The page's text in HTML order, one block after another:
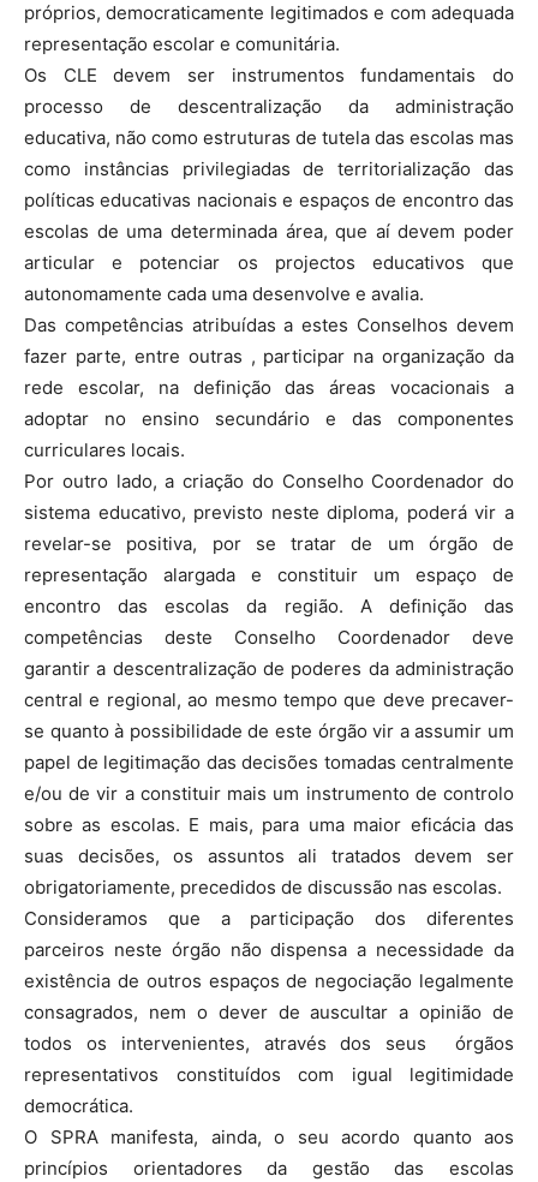
próprios, democraticamente legitimados e com adequada
representação escolar e comunitária.
Os CLE devem ser instrumentos fundamentais do
processo de descentralização da administração
educativa, não como estruturas de tutela das escolas mas
como instâncias privilegiadas de territorialização das
políticas educativas nacionais e espaços de encontro das
escolas de uma determinada área, que aí devem poder
articular e potenciar os projectos educativos que
autonomamente cada uma desenvolve e avalia.
Das competências atribuídas a estes Conselhos devem
fazer parte, entre outras , participar na organização da
rede escolar, na definição das áreas vocacionais a
adoptar no ensino secundário e das componentes
curriculares locais.
Por outro lado, a criação do Conselho Coordenador do
sistema educativo, previsto neste diploma, poderá vir a
revelar-se positiva, por se tratar de um órgão de
representação alargada e constituir um espaço de
encontro das escolas da região. A definição das
competências deste Conselho Coordenador deve
garantir a descentralização de poderes da administração
central e regional, ao mesmo tempo que deve precaver-
se quanto à possibilidade de este órgão vir a assumir um
papel de legitimação das decisões tomadas centralmente
e/ou de vir a constituir mais um instrumento de controlo
sobre as escolas. E mais, para uma maior eficácia das
suas decisões, os assuntos ali tratados devem ser
obrigatoriamente, precedidos de discussão nas escolas.
Consideramos que a participação dos diferentes
parceiros neste órgão não dispensa a necessidade da
existência de outros espaços de negociação legalmente
consagrados, nem o dever de auscultar a opinião de
todos os intervenientes, através dos seus órgãos
representativos constituídos com igual legitimidade
democrática.
O SPRA manifesta, ainda, o seu acordo quanto aos
princípios orientadores da gestão das escolas